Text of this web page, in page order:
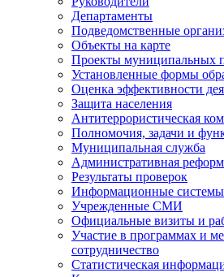
Департаменты
Подведомственные
Объекты на карте
Проекты муниципальных
Установленные формы
Оценка эффективности
Защита населения
Антитеррористическая
Полномочия, задачи и
Муниципальная служба
Административная
Результаты проверок
Информационные системы
Учрежденные СМИ
Официальные визиты и
Участие в программах и
сотрудничество
Статистическая